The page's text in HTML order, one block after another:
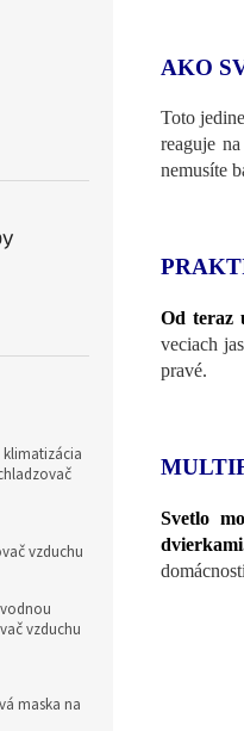
vzduchu
vzduchu
maska na
AKO
Toto
reaguje
nemusíte
Od teraz
veciach
pravé.
Svetlo